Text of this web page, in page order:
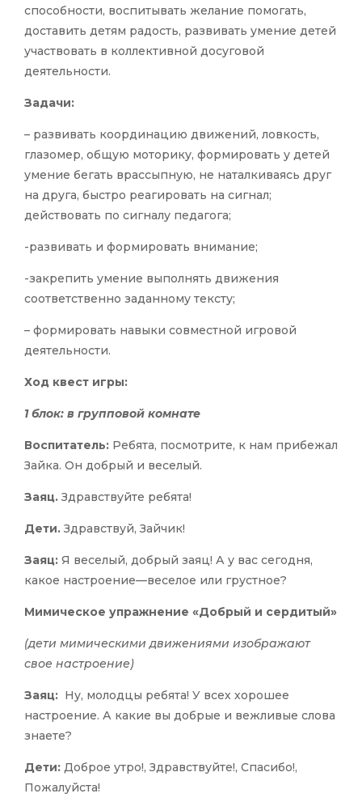
способности, воспитывать желание помогать,
доставить детям радость, развивать умение детей
участвовать в коллективной досуговой
деятельности.
Задачи:
– развивать координацию движений, ловкость,
глазомер, общую моторику, формировать у детей
умение бегать врассыпную, не наталкиваясь друг
на друга, быстро реагировать на сигнал;
действовать по сигналу педагога;
-развивать и формировать внимание;
-закрепить умение выполнять движения
соответственно заданному тексту;
– формировать навыки совместной игровой
деятельности.
Ход квест игры:
1 блок: в групповой комнате
Воспитатель: Ребята, посмотрите, к нам прибежал
Зайка. Он добрый и веселый.
Заяц. Здравствуйте ребята!
Дети. Здравствуй, Зайчик!
Заяц: Я веселый, добрый заяц! А у вас сегодня,
какое настроение—веселое или грустное?
Мимическое упражнение «Добрый и сердитый»
(дети мимическими движениями изображают
свое настроение)
Заяц: Ну, молодцы ребята! У всех хорошее
настроение. А какие вы добрые и вежливые слова
знаете?
Дети: Доброе утро!, Здравствуйте!, Спасибо!,
Пожалуйста!